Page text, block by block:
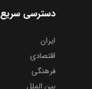
دسترسی سریع
ایران
اقتصادی
فرهنگی